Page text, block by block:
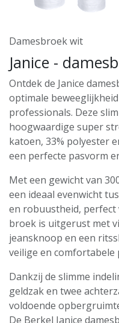
Damesbroek wit
Janice -
Ontdek de Janice
optimale
professionals. Deze
hoogwaardige super
katoen, 33% polyester
een perfecte pasvorm
Met een gewicht van
een ideaal evenwicht
en robuustheid, perfect
broek is uitgerust met
jeansknoop en een
veilige en comfortabele
Dankzij de slimme
geldzak en twee
voldoende
De Berkel Janice